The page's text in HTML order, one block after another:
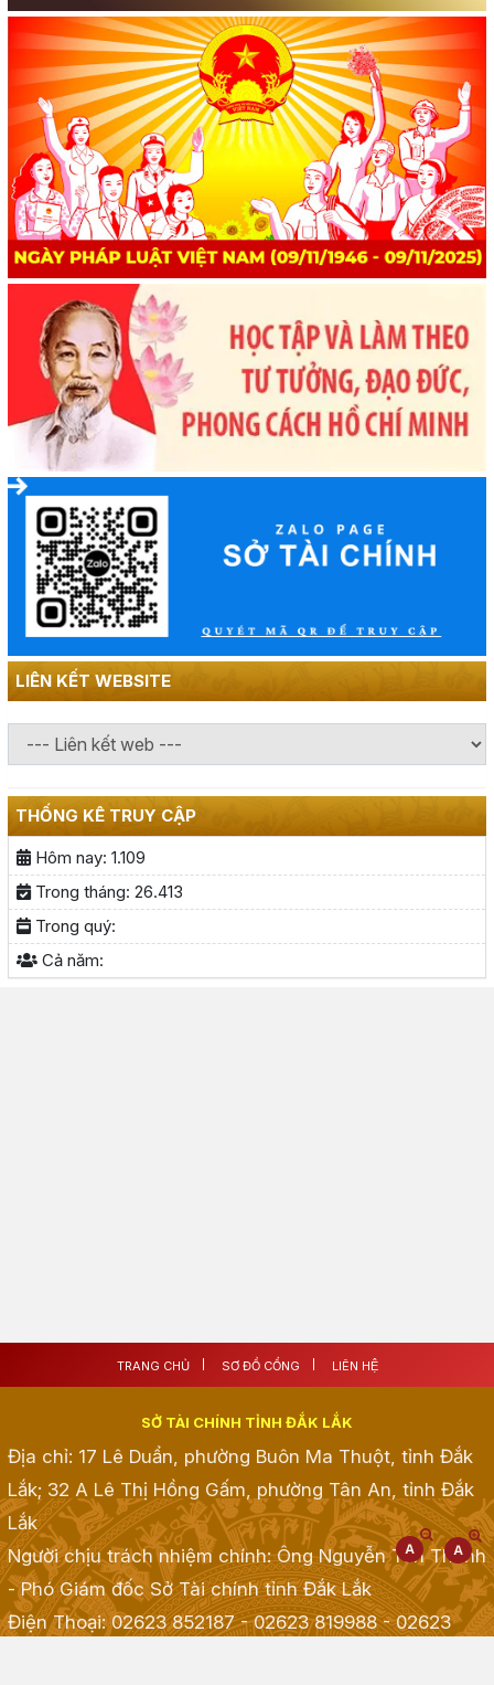
LIÊN KẾT WEBSITE
THỐNG KÊ TRUY CẬP
Hôm nay: 1.109
Trong tháng: 26.413
Trong quý:
Cả năm:
TRANG CHỦ SƠ ĐỒ CỔNG LIÊN HỆ
SỞ TÀI CHÍNH TỈNH ĐẮK LẮK
Địa chỉ: 17 Lê Duẩn, phường Buôn Ma Thuột, tỉnh Đắk
Lắk; 32 A Lê Thị Hồng Gấm, phường Tân An, tỉnh Đắk
Lắk
Người chịu trách nhiệm chính: Ông Nguyễn Tấn Thành
- Phó Giám đốc Sở Tài chính tỉnh Đắk Lắk
Điện Thoại: 02623 852187 - 02623 819988 - 02623